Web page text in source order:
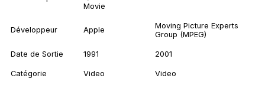
Movie
Développeur Apple
Moving Picture Experts
Group (MPEG)
Date de Sortie 1991 2001
Catégorie Video Video